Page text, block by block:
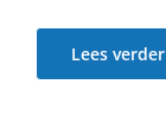
Lees verder